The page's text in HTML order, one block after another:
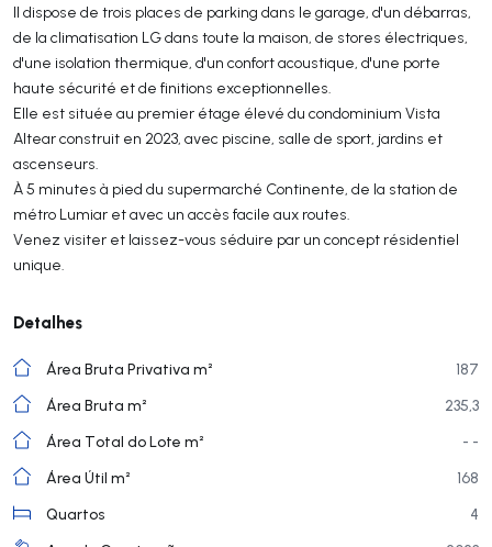
Il dispose de trois places de parking dans le garage, d'un débarras,
de la climatisation LG dans toute la maison, de stores électriques,
d'une isolation thermique, d'un confort acoustique, d'une porte
haute sécurité et de finitions exceptionnelles.
Elle est située au premier étage élevé du condominium Vista
Altear construit en 2023, avec piscine, salle de sport, jardins et
ascenseurs.
À 5 minutes à pied du supermarché Continente, de la station de
métro Lumiar et avec un accès facile aux routes.
Venez visiter et laissez-vous séduire par un concept résidentiel
unique.
Detalhes
Área Bruta Privativa m²
187
Área Bruta m²
235,3
Área Total do Lote m²
- -
Área Útil m²
168
Quartos
4